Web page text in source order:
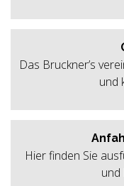
Das Bruckner’s
und
Hier finden Sie
und